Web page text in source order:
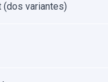
(dos variantes)